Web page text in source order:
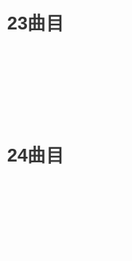
23曲目
24曲目